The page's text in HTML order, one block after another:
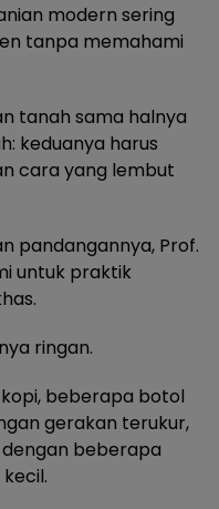
modern sering
tanpa memahami
tanah sama halnya
keduanya harus
cara yang lembut
pandangannya, Prof.
untuk praktik
ringan.
beberapa botol
gerakan terukur,
beberapa